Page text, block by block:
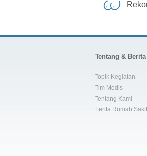
Tentang & Berita
Topik Kegiatan
Tim Medis
Tentang Kami
Berita Rumah Sakit